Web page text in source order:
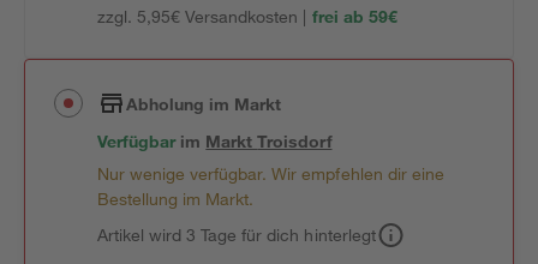
zzgl. 5,95€ Versandkosten | frei ab 59€
Abholung im Markt
Verfügbar im MarktTroisdorf
Nur wenige verfügbar. Wir empfehlen dir eine
Bestellung im Markt.
Artikel wird 3 Tage für dich hinterlegt